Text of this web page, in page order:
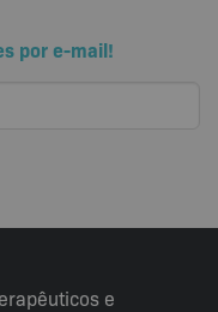
por e-mail!
e